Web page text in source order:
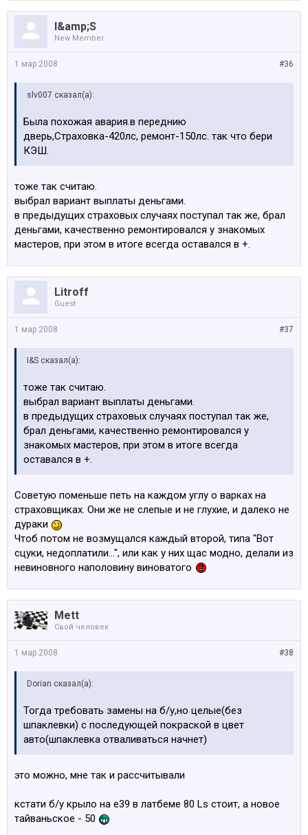
I&amp;S
New Member
#36
1 мар 2008
slv007 сказал(а):
Была похожая авария.в переднию
дверь,Страховка-420лс, ремонт-150лс. так что бери
КЭШ.
тоже так считаю.
выбрал вариант выплаты деньгами.
в предыдущих страховых случаях поступал так же, брал
деньгами, качественно ремонтировался у знакомых
мастеров, при этом в итоге всегда оставался в +.
Litroff
Guest
#37
1 мар 2008
I&S сказал(а):
тоже так считаю.
выбрал вариант выплаты деньгами.
в предыдущих страховых случаях поступал так же,
брал деньгами, качественно ремонтировался у
знакомых мастеров, при этом в итоге всегда
оставался в +.
Советую поменьше петь на каждом углу о варках на
страховщиках. Они же не слепые и не глухие, и далеко не
дураки
Чтоб потом не возмущался каждый второй, типа "Вот
сцуки, недоплатили...", или как у них щас модно, делали из
невиновного наполовину виноватого
Mett
Свой человек
#38
1 мар 2008
Dorian сказал(а):
Тогда требовать замены на б/у,но целые(без
шпаклевки) с последующей покраской в цвет
авто(шпаклевка отваливаться начнет)
это можно, мне так и рассчитывали
кстати б/у крыло на е39 в латбеме 80 Ls стоит, а новое
тайваньское - 50